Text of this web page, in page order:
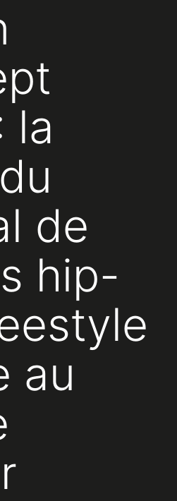
la
de
hip-
au